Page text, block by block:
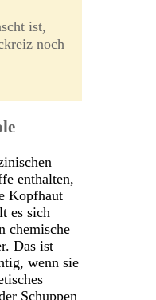
ist,
noch
enthalten,
Kopfhaut
es sich
chemische
Das ist
wenn sie
Schuppen